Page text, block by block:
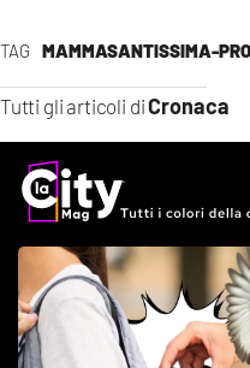
TAG MAMMASANTISSIMA-
Tutti gli articoli diCronaca